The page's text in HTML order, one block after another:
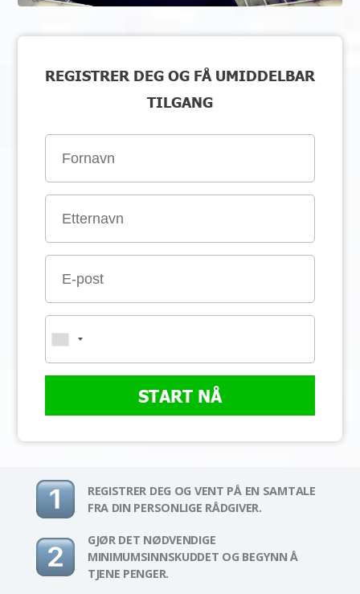
REGISTRER DEG OG FÅ UMIDDELBAR
TILGANG
START NÅ
REGISTRER DEG OG VENT PÅ EN SAMTALE
FRA DIN PERSONLIGE RÅDGIVER.
GJØR DET NØDVENDIGE
MINIMUMSINNSKUDDET OG BEGYNN Å
TJENE PENGER.